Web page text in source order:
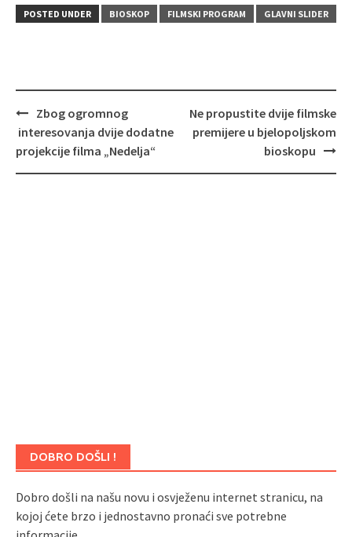
POSTED UNDER BIOSKOP FILMSKI PROGRAM GLAVNI SLIDER
Post
navigation
Zbog ogromnog
interesovanja dvije dodatne
projekcije filma „Nedelja“
Ne propustite dvije filmske
premijere u bjelopoljskom
bioskopu
DOBRO DOŠLI !
Dobro došli na našu novu i osvježenu internet stranicu, na
kojoj ćete brzo i jednostavno pronaći sve potrebne